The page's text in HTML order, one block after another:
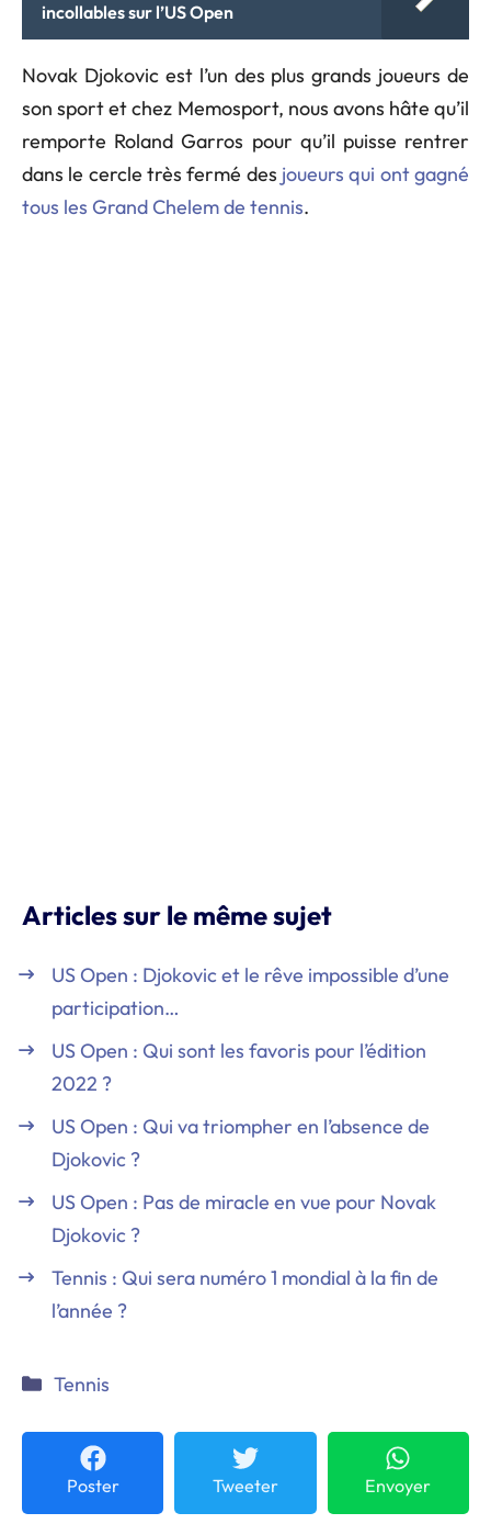
incollables sur l’US Open
Novak Djokovic est l’un des plus grands joueurs de
son sport et chez Memosport, nous avons hâte qu’il
remporte Roland Garros pour qu’il puisse rentrer
dans le cercle très fermé des joueurs qui ont gagné
tous les Grand Chelem de tennis.
Articles sur le même sujet
US Open : Djokovic et le rêve impossible d’une
participation…
US Open : Qui sont les favoris pour l’édition
2022 ?
US Open : Qui va triompher en l’absence de
Djokovic ?
US Open : Pas de miracle en vue pour Novak
Djokovic ?
Tennis : Qui sera numéro 1 mondial à la fin de
l’année ?
Catégories
Tennis
Poster Tweeter Envoyer